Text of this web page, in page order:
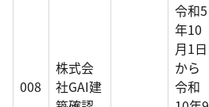
008
株式会
社GAI建
令和5
年10
月1日
から
令和